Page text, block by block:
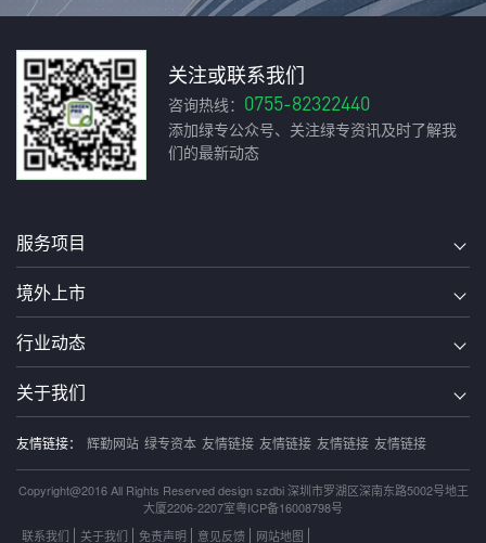
关注或联系我们
咨询热线： 0755-82322440
添加绿专公众号、关注绿专资讯及时了解我
们的最新动态
服务项目
境外上市
行业动态
关于我们
友情链接： 辉勤网站 绿专资本 友情链接 友情链接 友情链接 友情链接
Copyright@2016 All Rights Reserved design szdbi 深圳市罗湖区深南东路5002号地王
大厦2206-2207室粤ICP备16008798号
联系我们
关于我们 免责声明 意见反馈 网站地图